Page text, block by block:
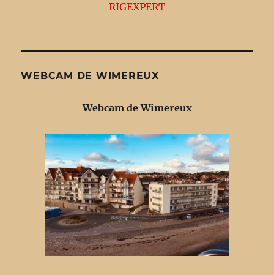
RIGEXPERT
WEBCAM DE WIMEREUX
Webcam de Wimereux